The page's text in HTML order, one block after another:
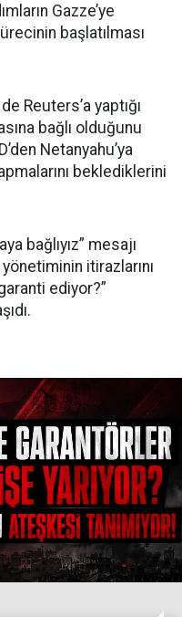
Gazze’ye
başlatılması
Reuters’a yaptığı
bağlı olduğunu
Netanyahu’ya
beklediklerini
bağlıyız” mesajı
itirazlarını
ediyor?”